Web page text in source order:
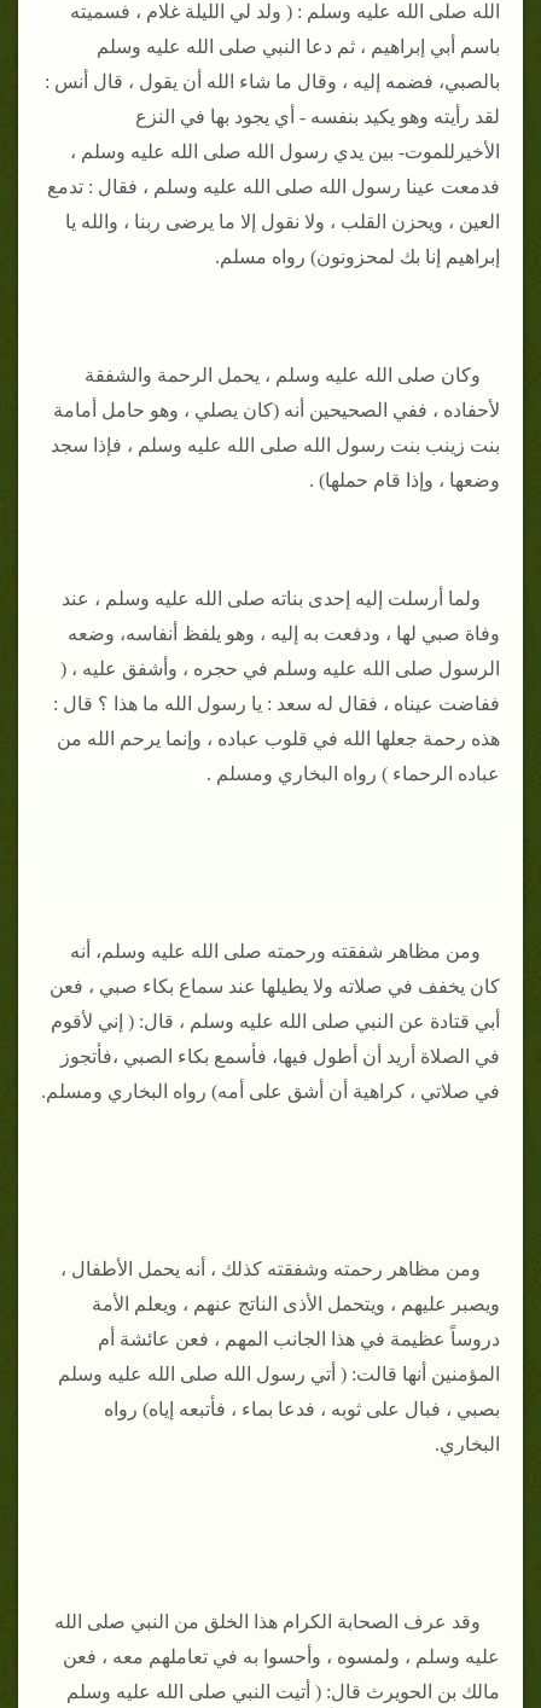
الله صلى الله عليه وسلم : ( ولد لي الليلة غلام ، فسميته
باسم أبي إبراهيم ، ثم دعا النبي صلى الله عليه وسلم
بالصبي، فضمه إليه ، وقال ما شاء الله أن يقول ، قال أنس :
لقد رأيته وهو يكيد بنفسه - أي يجود بها في النزع
الأخيرللموت- بين يدي رسول الله صلى الله عليه وسلم ،
فدمعت عينا رسول الله صلى الله عليه وسلم ، فقال : تدمع
العين ، ويحزن القلب ، ولا نقول إلا ما يرضى ربنا ، والله يا
إبراهيم إنا بك لمحزونون) رواه مسلم.
وكان صلى الله عليه وسلم ، يحمل الرحمة والشفقة
لأحفاده ، ففي الصحيحين أنه (كان يصلي ، وهو حامل أمامة
بنت زينب بنت رسول الله صلى الله عليه وسلم ، فإذا سجد
وضعها ، وإذا قام حملها) .
ولما أرسلت إليه إحدى بناته صلى الله عليه وسلم ، عند
وفاة صبي لها ، ودفعت به إليه ، وهو يلفظ أنفاسه، وضعه
الرسول صلى الله عليه وسلم في حجره ، وأشفق عليه ، (
ففاضت عيناه ، فقال له سعد : يا رسول الله ما هذا ؟ قال :
هذه رحمة جعلها الله في قلوب عباده ، وإنما يرحم الله من
عباده الرحماء ) رواه البخاري ومسلم .
ومن مظاهر شفقته ورحمته صلى الله عليه وسلم، أنه
كان يخفف في صلاته ولا يطيلها عند سماع بكاء صبي ، فعن
أبي قتادة عن النبي صلى الله عليه وسلم ، قال: ( إني لأقوم
في الصلاة أريد أن أطول فيها، فأسمع بكاء الصبي ،فأتجوز
في صلاتي ، كراهية أن أشق على أمه) رواه البخاري ومسلم.
ومن مظاهر رحمته وشفقته كذلك ، أنه يحمل الأطفال ،
ويصبر عليهم ، ويتحمل الأذى الناتج عنهم ، ويعلم الأمة
دروساً عظيمة في هذا الجانب المهم ، فعن عائشة أم
المؤمنين أنها قالت: ( أتي رسول الله صلى الله عليه وسلم
بصبي ، فبال على ثوبه ، فدعا بماء ، فأتبعه إياه) رواه
البخاري.
وقد عرف الصحابة الكرام هذا الخلق من النبي صلى الله
عليه وسلم ، ولمسوه ، وأحسوا به في تعاملهم معه ، فعن
مالك بن الحويرث قال: ( أتيت النبي صلى الله عليه وسلم